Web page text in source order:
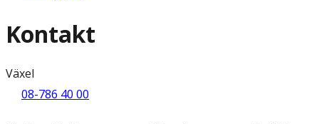
Kontakt
Växel
08-786 40 00